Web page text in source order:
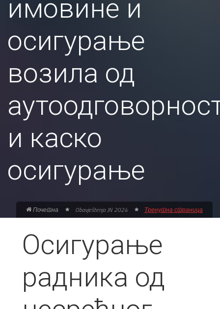
имовине и
осигурање
возила од
и каско
осигурање
Почетна Obavještenja JN 2024 Тренутна страница
Осигурање
радника од